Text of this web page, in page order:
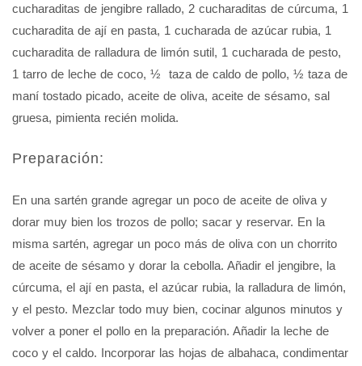
cucharaditas de jengibre rallado, 2 cucharaditas de cúrcuma, 1
cucharadita de ají en pasta, 1 cucharada de azúcar rubia, 1
cucharadita de ralladura de limón sutil, 1 cucharada de pesto,
1 tarro de leche de coco, ½ taza de caldo de pollo, ½ taza de
maní tostado picado, aceite de oliva, aceite de sésamo, sal
gruesa, pimienta recién molida.
Preparación:
En una sartén grande agregar un poco de aceite de oliva y
dorar muy bien los trozos de pollo; sacar y reservar. En la
misma sartén, agregar un poco más de oliva con un chorrito
de aceite de sésamo y dorar la cebolla. Añadir el jengibre, la
cúrcuma, el ají en pasta, el azúcar rubia, la ralladura de limón,
y el pesto. Mezclar todo muy bien, cocinar algunos minutos y
volver a poner el pollo en la preparación. Añadir la leche de
coco y el caldo. Incorporar las hojas de albahaca, condimentar